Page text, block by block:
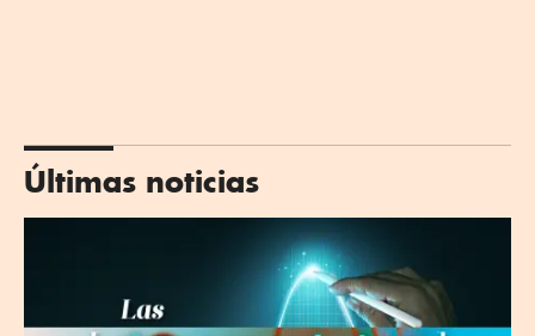
Últimas noticias